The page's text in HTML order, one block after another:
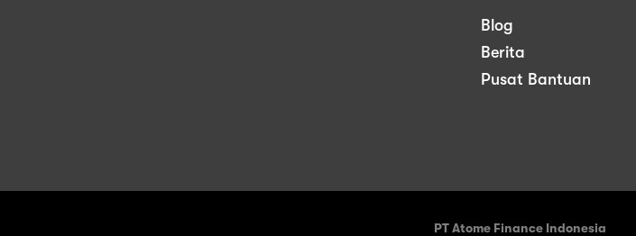
Blog
Berita
Pusat Bantuan
PT Atome Finance Indonesia